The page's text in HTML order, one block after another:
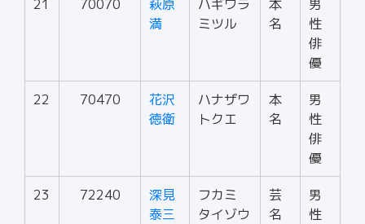
21 70070
萩原
満
ハギワラ
ミツル
本
名
男
性
俳
優
22 70470
花沢
徳衛
ハナザワ
トクエ
本
名
男
性
俳
優
23 72240
深見
泰三
フカミ
タイゾウ
芸
名
男
性